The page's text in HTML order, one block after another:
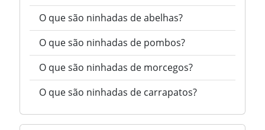
O que são ninhadas de abelhas?
O que são ninhadas de pombos?
O que são ninhadas de morcegos?
O que são ninhadas de carrapatos?